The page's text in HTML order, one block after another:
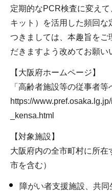
定期的なPCR検査に変え
キット）を活用した頻回な
つきましては、本趣旨をご
だきますよう改めてお願い
【大阪府ホームページ】
「高齢者施設等の従事者等
https://
_kensa.html
【対象施設】
大阪府内の全市町村に所
市を含む）
障がい者支援施設、共